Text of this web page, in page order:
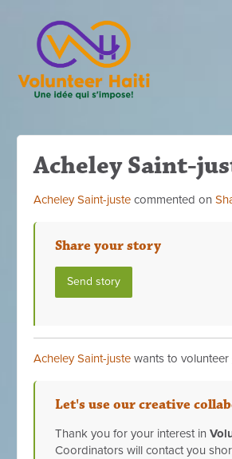
Acheley Saint-
Acheley Saint-juste commented on
Share your story
Send story
Acheley Saint-juste wants to volunteer
Let's use our creative
Thank you for your interest in
Coordinators will contact you